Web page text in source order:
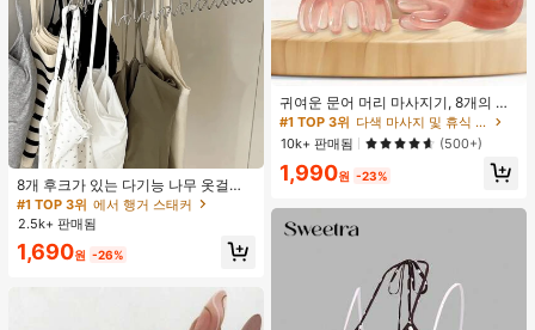
8개 후크가 있는 다기능 나무 옷걸이
360도 회전 옷장 수납 후크 랙 상의
조끼 및 의류용 공간 절약 정리대
#1 TOP 3위 에서 행거 스태커
거의 매진!
#1 TOP 3위 에서 행거 스태커
거의 매진!
#1 TOP 3위 에서 행거 스태커
거의 매진!
#1 TOP 3위
에서 행거 스태커
거의 매진!
2.5k+ 판매됨
1,690원 -26%
귀여운 문어 머리 마사지기, 8개의 촉
수, 머리 마사지기, 괄사 페이셜 도구,
머리 & 몸 이완, 독특한 마사지 포인
트, 수동 딥 티슈 마사지 도구, 학교, 개
학, 여행, 여행 필수품, 가정 필수품, 스
파, 마사지 도구, 마사지
#1 TOP 3위
다색 마사지 및 휴식 도구
10k+ 판매됨
(500+)
1,990원 -23%